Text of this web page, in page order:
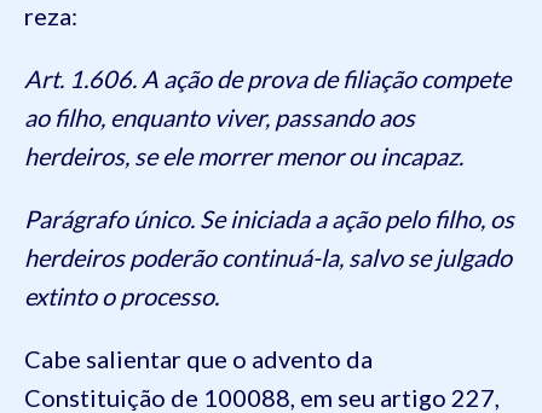
reza:
Art. 1.606. A ação de prova de filiação compete
ao filho, enquanto viver, passando aos
herdeiros, se ele morrer menor ou incapaz.
Parágrafo único. Se iniciada a ação pelo filho, os
herdeiros poderão continuá-la, salvo se julgado
extinto o processo.
Cabe salientar que o advento da
Constituição de 100088, em seu artigo 227,